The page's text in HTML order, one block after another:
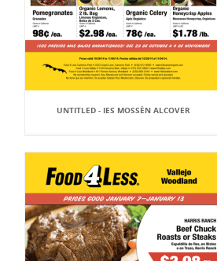
UNTITLED - IES MOSSÈN ALCOVER